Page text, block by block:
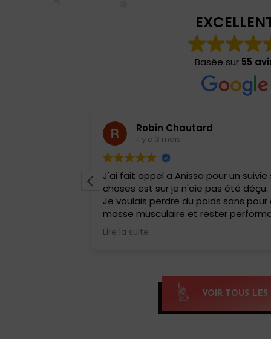
Basée sur 55
Robin Chautard
il y a 3 mois
J'ai fait appel a Anissa pour un
choses est sur je n'aie pas été déçu.
Je voulais perdre du poids sans
masse musculaire et rester
sportive .
Elle a adapté tout de suite mes
Résultat 6 kg en moins sur le
physique incroyable aucune fringale
Je la conseille a tous .
Lire la suite
VOIR TOUS LES